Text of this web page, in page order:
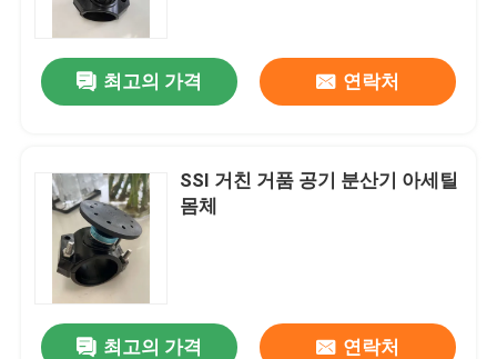
제품
비디오
회사 소개
최고의 가격 연락처
SSI 거친 거품 공기 분산기 아세틸
몸체
최고의 가격 연락처